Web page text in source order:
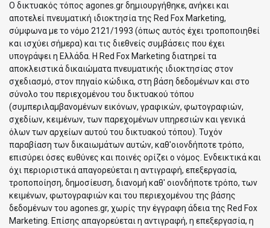
Ο δικτυακός τόπος agones.gr δημιουργήθηκε, ανήκει και
αποτελεί πνευματική ιδιοκτησία της Red Fox Marketing,
σύμφωνα με το νόμο 2121/1993 (όπως αυτός έχει τροποποιηθεί
και ισχύει σήμερα) και τις διεθνείς συμβάσεις που έχει
υπογράψει η Ελλάδα. Η Red Fox Marketing διατηρεί τα
αποκλειστικά δικαιώματα πνευματικής ιδιοκτησίας στον
σχεδιασμό, στον πηγαίο κώδικα, στη βάση δεδομένων και στο
σύνολο του περιεχομένου του δικτυακού τόπου
(συμπεριλαμβανομένων εικόνων, γραφικών, φωτογραφιών,
σχεδίων, κειμένων, των παρεχομένων υπηρεσιών και γενικά
όλων των αρχείων αυτού του δικτυακού τόπου). Τυχόν
παραβίαση των δικαιωμάτων αυτών, καθ'οιονδήποτε τρόπο,
επισύρει όσες ευθύνες και ποινές ορίζει ο νόμος. Ενδεικτικά και
όχι περιοριστικά απαγορεύεται η αντιγραφή, επεξεργασία,
τροποποίηση, δημοσίευση, διανομή καθ' οιονδήποτε τρόπο, των
κειμένων, φωτογραφιών και του περιεχομένου της βάσης
δεδομένων του agones.gr, χωρίς την έγγραφη άδεια της Red Fox
Marketing. Επίσης απαγορεύεται η αντιγραφή, η επεξεργασία, η